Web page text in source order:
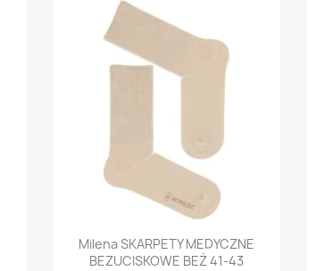
Szybki podgląd
Milena SKARPETY MEDYCZNE
BEZUCISKOWE BEŻ 41-43